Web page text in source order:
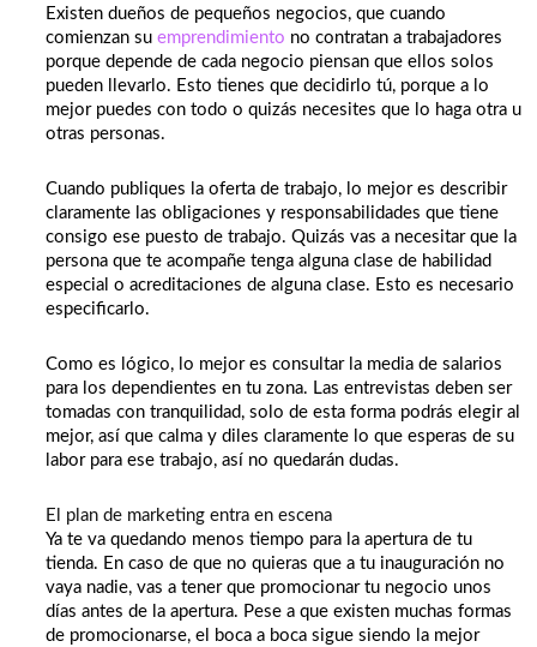
Existen dueños de pequeños negocios, que cuando
comienzan suemprendimiento no contratan a trabajadores
porque depende de cada negocio piensan que ellos solos
pueden llevarlo. Esto tienes que decidirlo tú, porque a lo
mejor puedes con todo o quizás necesites que lo haga otra u
otras personas.
Cuando publiques la oferta de trabajo, lo mejor es describir
claramente las obligaciones y responsabilidades que tiene
consigo ese puesto de trabajo. Quizás vas a necesitar que la
persona que te acompañe tenga alguna clase de habilidad
especial o acreditaciones de alguna clase. Esto es necesario
especificarlo.
Como es lógico, lo mejor es consultar la media de salarios
para los dependientes en tu zona. Las entrevistas deben ser
tomadas con tranquilidad, solo de esta forma podrás elegir al
mejor, así que calma y diles claramente lo que esperas de su
labor para ese trabajo, así no quedarán dudas.
El plan de marketing entra en escena
Ya te va quedando menos tiempo para la apertura de tu
tienda. En caso de que no quieras que a tu inauguración no
vaya nadie, vas a tener que promocionar tu negocio unos
días antes de la apertura. Pese a que existen muchas formas
de promocionarse, el boca a boca sigue siendo la mejor